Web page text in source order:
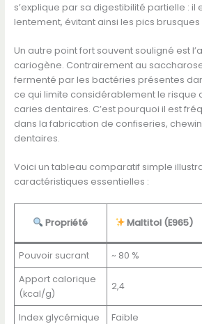
s’explique par sa digestibilité partielle : il
lentement, évitant ainsi les pics
Un autre point fort souvent souligné est
cariogène. Contrairement au
fermenté par les bactéries présentes
ce qui limite considérablement le risque
caries dentaires. C’est pourquoi il est
dans la fabrication de confiseries,
dentaires.
Voici un tableau comparatif simple
caractéristiques essentielles :
Propriété Maltitol (E965)
Pouvoir sucrant ~ 80 %
Apport calorique
(kcal/g)
2,4
Index glycémique Faible